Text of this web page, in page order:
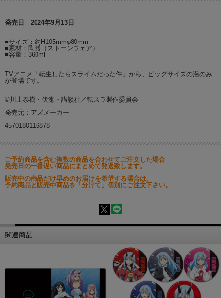
発売日 2024年9月13日
■サイズ：約H105mmφ80mm
■素材：陶器（ストーンウェア）
■容量：360ml
TVアニメ「転生したらスライムだった件」から、ビッグサイズの湯のみ
が登場です。
©川上泰樹・伏瀬・講談社／転スラ製作委員会
発売元：アズメーカー
4570180116878
ご予約商品を含む複数の商品を合わせてご注文した場合
発売日の一番遅い商品にまとめて発送致します。
販売中の商品だけ早めのお届けを希望する場合は、
予約商品と販売中商品を「分けて」個別にご注文下さい。
関連商品